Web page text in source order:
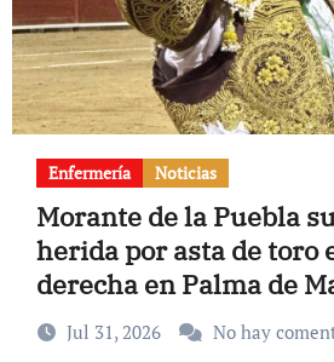
Enfermería Noticias
Morante de la Puebla
herida por asta de toro
derecha en Palma de
Jul 31, 2026 No hay